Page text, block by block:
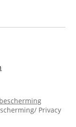
Privacy